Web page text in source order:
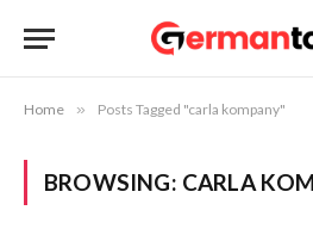
Home » Posts Tagged "carla kompany"
BROWSING: CARLA